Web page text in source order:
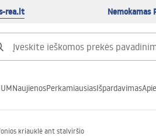
rea.lt Nemokamas
NaujienosPerkamiausiasIšpardavimas
kriauklė ant stalviršio